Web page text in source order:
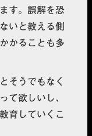
す。誤解を恐
いと教える側
かることも多
そうでもなく
て欲しいし、
育していくこ